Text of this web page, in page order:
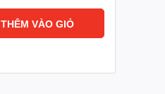
THÊM VÀO GIỎ